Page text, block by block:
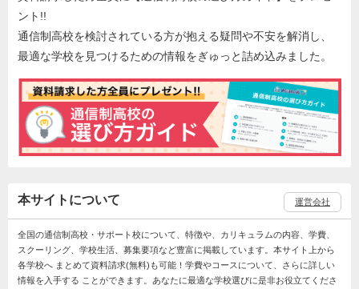
ント!!
通信制高校を検討されている方が抱える疑問や不安を解消し、
最適な学校を見つけるための情報をぎゅっと詰め込みました。
本サイトについて 運営会社
全国の通信制高校・サポート校について、特徴や、カリキュラムの内容、学費、
スクーリング、学校生活、募集要項など豊富に掲載しています。本サイト上から
各学校へ まとめて資料請求(無料)も可能！学費やコースについて、さらに詳しい
情報を入手する ことができます。あなたに最適な学校選びに是非お役立てくださ